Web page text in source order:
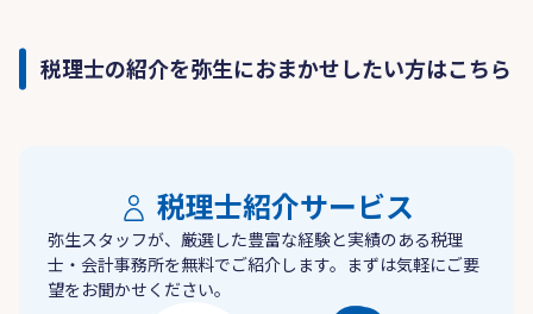
税理士の紹介を弥生におまかせしたい方はこちら
税理士紹介サービス
弥生スタッフが、厳選した豊富な経験と実績のある税理
士・会計事務所を無料でご紹介します。まずは気軽にご要
望をお聞かせください。